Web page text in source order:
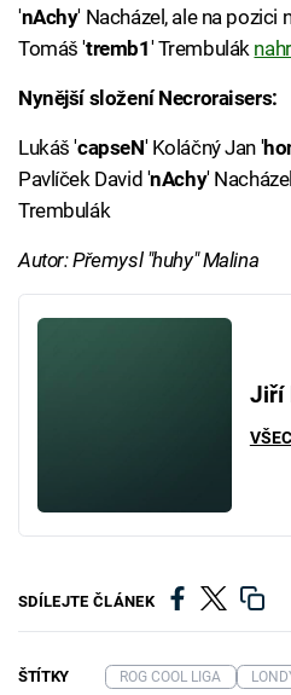
'nAchy' Nacházel, ale na pozici
Tomáš 'tremb1' Trembulák
Nynější složení Necroraisers:
Lukáš 'capseN' Koláčný Jan '
Pavlíček David 'nAchy'
Trembulák
Autor: Přemysl "huhy" Malina
Jiří
SDÍLEJTE ČLÁNEK
ŠTÍTKY ROG COOL LIGA